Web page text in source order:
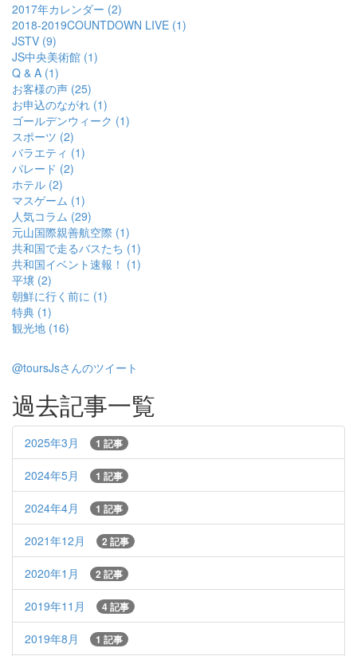
2017年カレンダー (2)
2018-2019COUNTDOWN LIVE (1)
JSTV (9)
JS中央美術館 (1)
Q & A (1)
お客様の声 (25)
お申込のながれ (1)
ゴールデンウィーク (1)
スポーツ (2)
バラエティ (1)
パレード (2)
ホテル (2)
マスゲーム (1)
人気コラム (29)
元山国際親善航空際 (1)
共和国で走るバスたち (1)
共和国イベント速報！ (1)
平壌 (2)
朝鮮に行く前に (1)
特典 (1)
観光地 (16)
@toursJsさんのツイート
過去記事一覧
2025年3月 1 記事
2024年5月 1 記事
2024年4月 1 記事
2021年12月 2 記事
2020年1月 2 記事
2019年11月 4 記事
2019年8月 1 記事